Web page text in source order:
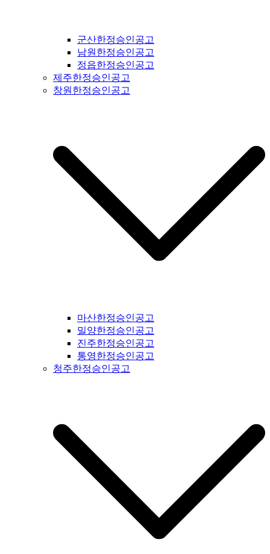
군산한정승인공고
남원한정승인공고
정읍한정승인공고
제주한정승인공고
창원한정승인공고
마산한정승인공고
밀양한정승인공고
진주한정승인공고
통영한정승인공고
청주한정승인공고